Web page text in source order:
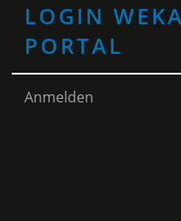
LOGIN
PORTAL
Anmelden